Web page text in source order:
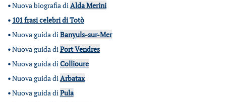
•Nuova biografia diAlda Merini
• 101 frasi celebri di Totò
•Nuova guida diBanyuls-sur-Mer
•Nuova guida diPort Vendres
•Nuova guida diCollioure
•Nuova guida diArbatax
•Nuova guida diPula